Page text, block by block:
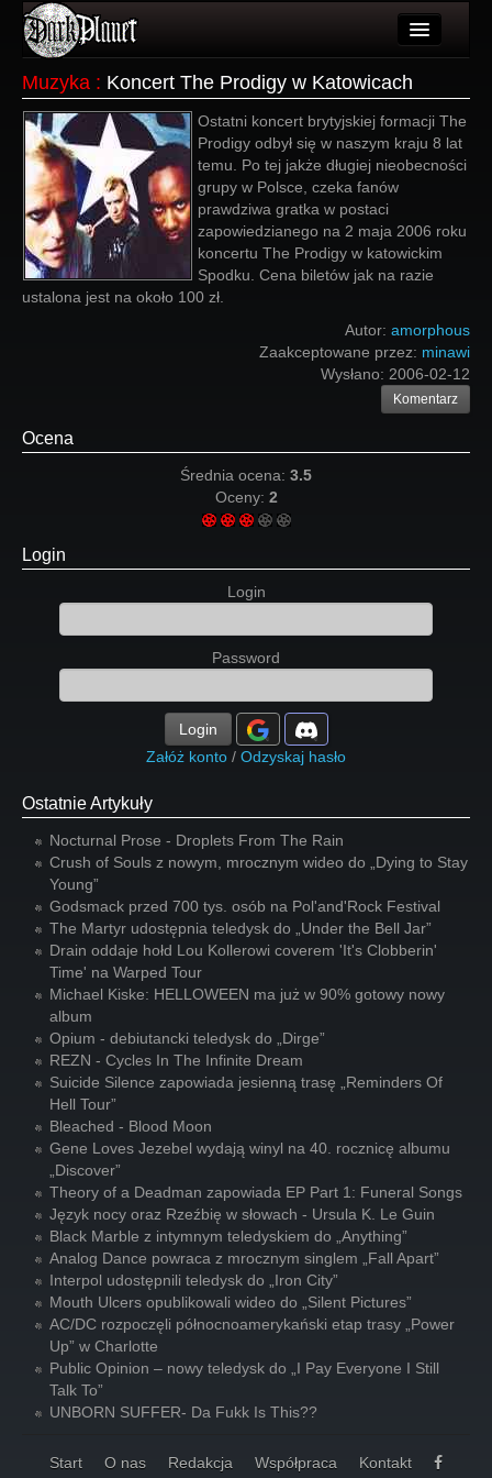
Użytkownicy
Wydarzenia
Galeria
Forum
Więcej
Muzyka : Koncert The Prodigy w Katowicach
Ostatni koncert brytyjskiej formacji The
Prodigy odbył się w naszym kraju 8 lat
temu. Po tej jakże długiej nieobecności
grupy w Polsce, czeka fanów
prawdziwa gratka w postaci
zapowiedzianego na 2 maja 2006 roku
koncertu The Prodigy w katowickim
Spodku. Cena biletów jak na razie
ustalona jest na około 100 zł.
Autor: amorphous
Zaakceptowane przez: minawi
Wysłano: 2006-02-12
Komentarz
Ocena
Średnia ocena: 3.5
Oceny: 2
Login
Login
Password
Login
Załóż konto / Odzyskaj hasło
Ostatnie Artykuły
Nocturnal Prose - Droplets From The Rain
Crush of Souls z nowym, mrocznym wideo do „Dying to Stay
Young”
Godsmack przed 700 tys. osób na Pol'and'Rock Festival
The Martyr udostępnia teledysk do „Under the Bell Jar”
Drain oddaje hołd Lou Kollerowi coverem 'It's Clobberin'
Time' na Warped Tour
Michael Kiske: HELLOWEEN ma już w 90% gotowy nowy
album
Opium - debiutancki teledysk do „Dirge”
REZN - Cycles In The Infinite Dream
Suicide Silence zapowiada jesienną trasę „Reminders Of
Hell Tour”
Bleached - Blood Moon
Gene Loves Jezebel wydają winyl na 40. rocznicę albumu
„Discover”
Theory of a Deadman zapowiada EP Part 1: Funeral Songs
Język nocy oraz Rzeźbię w słowach - Ursula K. Le Guin
Black Marble z intymnym teledyskiem do „Anything”
Analog Dance powraca z mrocznym singlem „Fall Apart”
Interpol udostępnili teledysk do „Iron City”
Mouth Ulcers opublikowali wideo do „Silent Pictures”
AC/DC rozpoczęli północnoamerykański etap trasy „Power
Up” w Charlotte
Public Opinion – nowy teledysk do „I Pay Everyone I Still
Talk To”
UNBORN SUFFER- Da Fukk Is This??
Start O nas Redakcja Współpraca Kontakt